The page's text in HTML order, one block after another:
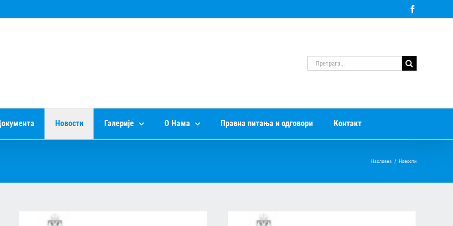
Претрага
за:
Новости Галерије О Нама Правна питања и одговори Контакт
Насловна / Новости